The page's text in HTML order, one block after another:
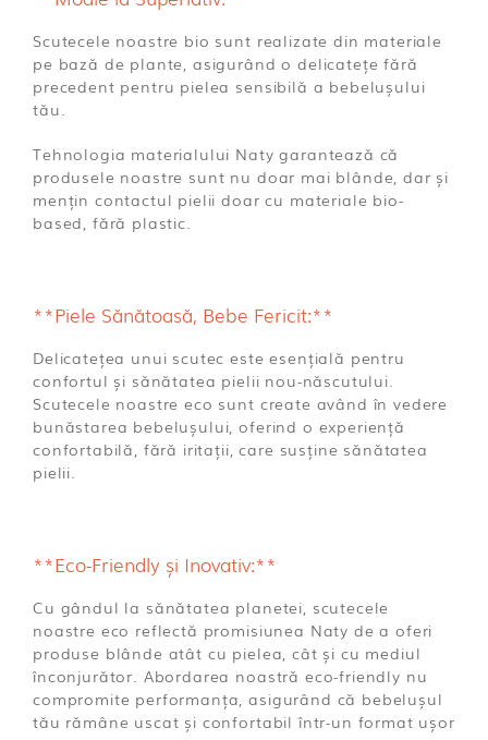
Scutecele noastre bio sunt realizate din materiale
pe bază de plante, asigurând o delicatețe fără
precedent pentru pielea sensibilă a bebelușului
tău.
Tehnologia materialului Naty garantează că
produsele noastre sunt nu doar mai blânde, dar și
mențin contactul pielii doar cu materiale bio-
based, fără plastic.
**Piele Sănătoasă, Bebe Fericit:**
Delicatețea unui scutec este esențială pentru
confortul și sănătatea pielii nou-născutului.
Scutecele noastre eco sunt create având în vedere
bunăstarea bebelușului, oferind o experiență
confortabilă, fără iritații, care susține sănătatea
pielii.
**Eco-Friendly și Inovativ:**
Cu gândul la sănătatea planetei, scutecele
noastre eco reflectă promisiunea Naty de a oferi
produse blânde atât cu pielea, cât și cu mediul
înconjurător. Abordarea noastră eco-friendly nu
compromite performanța, asigurând că bebelușul
tău rămâne uscat și confortabil într-un format ușor